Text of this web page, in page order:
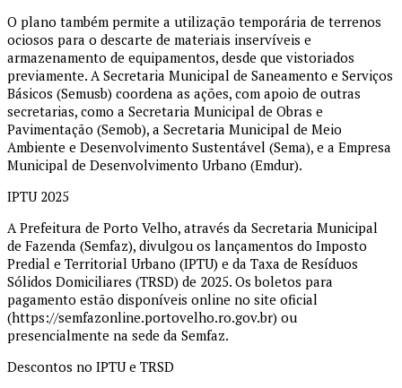
O plano também permite a utilização temporária de terrenos
ociosos para o descarte de materiais inservíveis e
armazenamento de equipamentos, desde que vistoriados
previamente. A Secretaria Municipal de Saneamento e Serviços
Básicos (Semusb) coordena as ações, com apoio de outras
secretarias, como a Secretaria Municipal de Obras e
Pavimentação (Semob), a Secretaria Municipal de Meio
Ambiente e Desenvolvimento Sustentável (Sema), e a Empresa
Municipal de Desenvolvimento Urbano (Emdur).
IPTU 2025
A Prefeitura de Porto Velho, através da Secretaria Municipal
de Fazenda (Semfaz), divulgou os lançamentos do Imposto
Predial e Territorial Urbano (IPTU) e da Taxa de Resíduos
Sólidos Domiciliares (TRSD) de 2025. Os boletos para
pagamento estão disponíveis online no site oficial
(https://semfazonline.portovelho.ro.gov.br) ou
presencialmente na sede da Semfaz.
Descontos no IPTU e TRSD